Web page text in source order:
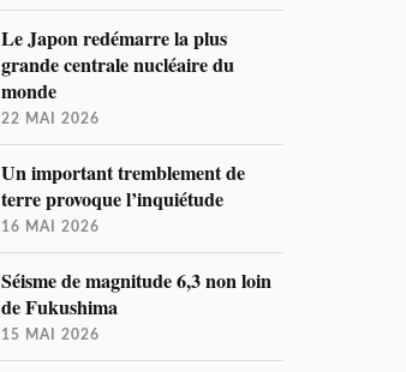
Le Japon redémarre la plus
grande centrale nucléaire du
monde
22 MAI 2026
Un important tremblement de
terre provoque l’inquiétude
16 MAI 2026
Séisme de magnitude 6,3 non loin
de Fukushima
15 MAI 2026